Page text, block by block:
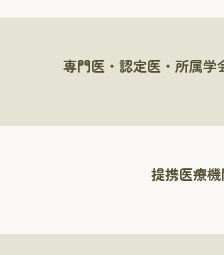
専門医・認定医・所属
提携医療